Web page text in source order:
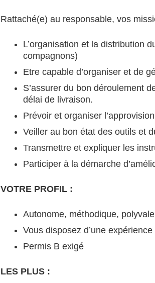
Rattaché(e) au responsable, vos
L’organisation et la distribution
compagnons)
Etre capable d’organiser et de
S’assurer du bon déroulement
délai de livraison.
Prévoir et organiser
Veiller au bon état des outils et
Transmettre et expliquer les
Participer à la démarche
VOTRE PROFIL :
Autonome, méthodique,
Vous disposez d’une
Permis B exigé
LES PLUS :